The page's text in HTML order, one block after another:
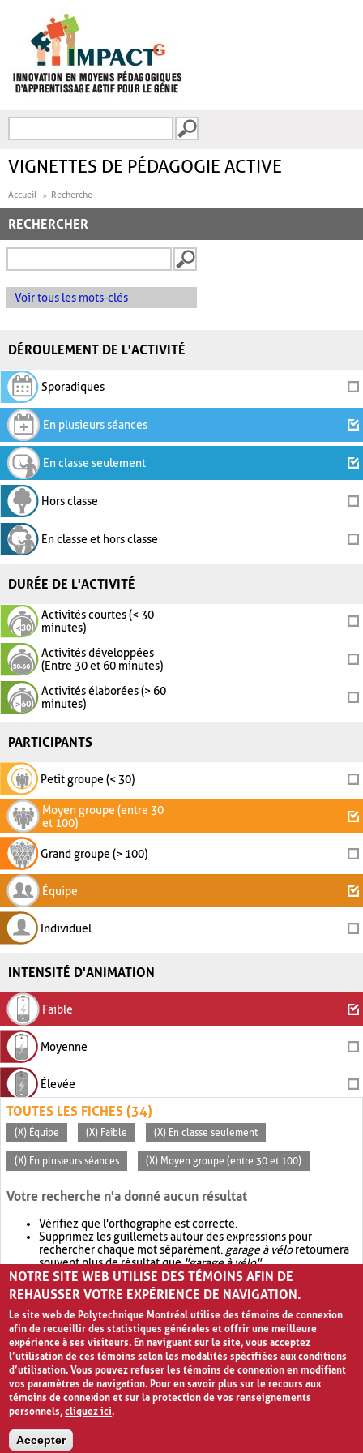
FORMULAIRE DE
VIGNETTES DE PÉDAGOGIE ACTIVE
Accueil Recherche
RECHERCHER
Voir tous les mots-clés
DÉROULEMENT DE L'ACTIVITÉ
Sporadiques
En plusieurs séances
En classe seulement
Hors classe
En classe et hors classe
DURÉE DE L'ACTIVITÉ
Activités courtes (< 30
minutes)
Activités développées
(Entre 30 et 60 minutes)
Activités élaborées (> 60
minutes)
PARTICIPANTS
Petit groupe (< 30)
Moyen groupe (entre 30
et 100)
Grand groupe (> 100)
Équipe
Individuel
INTENSITÉ D'ANIMATION
Faible
Moyenne
Élevée
TOUTES LES FICHES (34)
(X) Équipe (X) Faible (X) En classe seulement
(X) En plusieurs séances (X) Moyen groupe (entre 30 et 100)
Votre recherche n'a donné aucun résultat
Vérifiez que l'orthographe est correcte.
Supprimez les guillemets autour des expressions pour
rechercher chaque mot séparément. garage à véloretournera
souvent plus de résultat que"garage à vélo".
Envisagez d'élargir votre recherche avec OR.garage OR vélo
retournera souvent plus de résultat quegarage à vélo
NOTRE SITE WEB UTILISE DES TÉMOINS AFIN DE
REHAUSSER VOTRE EXPÉRIENCE DE NAVIGATION.
Le site web de Polytechnique Montréal utilise des témoins de connexion
afin de recueillir des statistiques générales et offrir une meilleure
expérience à ses visiteurs. En naviguant sur le site, vous acceptez
l’utilisation de ces témoins selon les modalités spécifiées aux conditions
d’utilisation. Vous pouvez refuser les témoins de connexion en modifiant
vos paramètres de navigation. Pour en savoir plus sur le recours aux
témoins de connexion et sur la protection de vos renseignements
personnels,cliquez ici.
Accepter